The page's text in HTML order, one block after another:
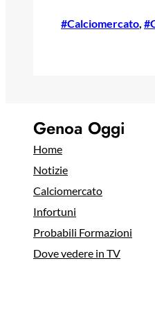
#Calciomercato,
Genoa Oggi
Home
Notizie
Calciomercato
Infortuni
Probabili Formazioni
Dove vedere in TV